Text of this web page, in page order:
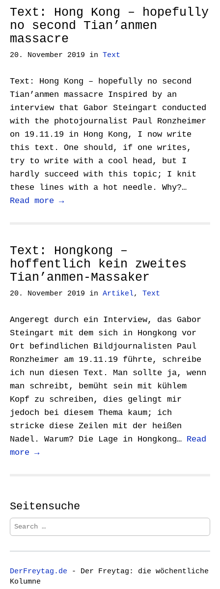
Text: Hong Kong – hopefully
no second Tian’anmen
massacre
20. November 2019 in Text
Text: Hong Kong – hopefully no second
Tian’anmen massacre Inspired by an
interview that Gabor Steingart conducted
with the photojournalist Paul Ronzheimer
on 19.11.19 in Hong Kong, I now write
this text. One should, if one writes,
try to write with a cool head, but I
hardly succeed with this topic; I knit
these lines with a hot needle. Why?…
Read more →
Text: Hongkong –
hoffentlich kein zweites
Tian’anmen-Massaker
20. November 2019 in Artikel, Text
Angeregt durch ein Interview, das Gabor
Steingart mit dem sich in Hongkong vor
Ort befindlichen Bildjournalisten Paul
Ronzheimer am 19.11.19 führte, schreibe
ich nun diesen Text. Man sollte ja, wenn
man schreibt, bemüht sein mit kühlem
Kopf zu schreiben, dies gelingt mir
jedoch bei diesem Thema kaum; ich
stricke diese Zeilen mit der heißen
Nadel. Warum? Die Lage in Hongkong… Read
more →
Seitensuche
S
e
r
h
f
DerFreytag.de - Der Freytag: die wöchentliche
Kolumne